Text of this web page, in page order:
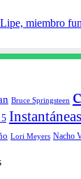
miembro
Bruce Springsteen
Instantáneas
Lori Meyers Nacho